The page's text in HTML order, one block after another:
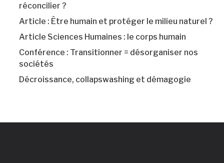
réconcilier ?
Article : Être humain et protéger le milieu naturel ?
Article Sciences Humaines : le corps humain
Conférence : Transitionner = désorganiser nos
sociétés
Décroissance, collapswashing et démagogie